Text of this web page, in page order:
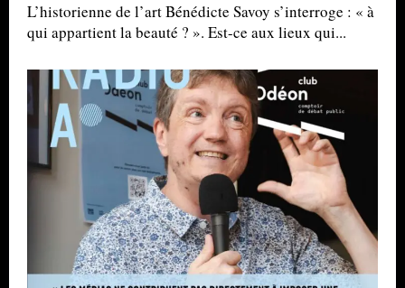
L’historienne de l’art Bénédicte Savoy s’interroge : « à
qui appartient la beauté ? ». Est-ce aux lieux qui...